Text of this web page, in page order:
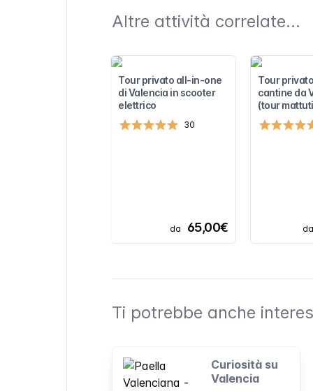
Altre attività correlate...
Tour privato all-in-one
di Valencia in scooter
elettrico
30
da 65,00€
Tour
cantine da
(tour
da
Ti potrebbe anche
Curiosità su
Valencia